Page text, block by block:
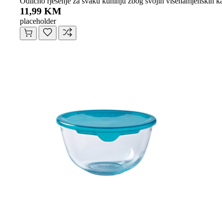
11,99 KM
placeholder